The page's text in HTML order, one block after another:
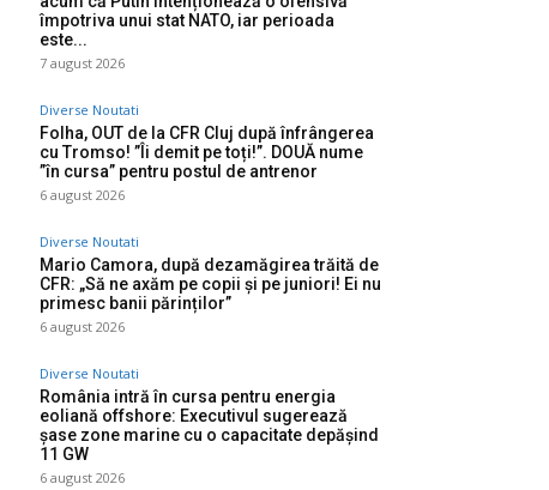
împotriva unui stat NATO, iar perioada
este...
7 august 2026
Diverse Noutati
Folha, OUT de la CFR Cluj după înfrângerea
cu Tromso! ”Îi demit pe toți!”. DOUĂ nume
”în cursa” pentru postul de antrenor
6 august 2026
Diverse Noutati
Mario Camora, după dezamăgirea trăită de
CFR: „Să ne axăm pe copii și pe juniori! Ei nu
primesc banii părinților”
6 august 2026
Diverse Noutati
România intră în cursa pentru energia
eoliană offshore: Executivul sugerează
șase zone marine cu o capacitate depășind
11 GW
6 august 2026